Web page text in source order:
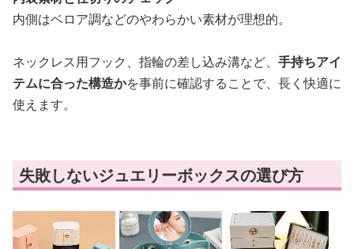
内側はベロア調などのやわらかい素材が理想的。
ネックレス用フック、指輪の差し込み溝など、 手持ちアイ
テムに合った構造かを事前に確認することで、長く快適に
使えます。
失敗しないジュエリーボックスの選び方